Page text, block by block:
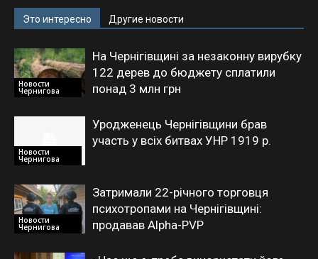
Это интересно Другие новости
Новости
Чернигова
На Чернігівщині за незаконну вирубку
122 дерев до бюджету сплатили
понад 3 млн грн
Новости
Чернигова
Уродженець Чернігівщини брав
участь у всіх битвах УНР 1919 р.
Новости
Чернигова
Затримали 22-річного торговця
психотропами на Чернігівщині:
продавав Alpha-PVP